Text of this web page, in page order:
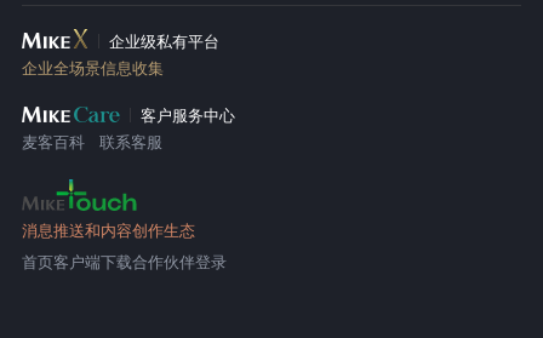
企业级私有平台
企业全场景信息收集
客户服务中心
麦客百科
联系客服
消息推送和内容创作生态
首页客户端下载合作伙伴登录